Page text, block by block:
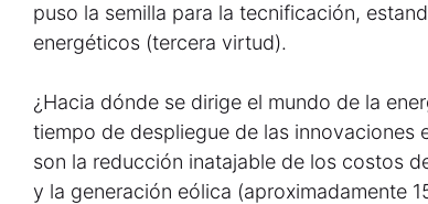
puso la semilla para la tecnificación,
energéticos (tercera virtud).
¿Hacia dónde se dirige el mundo de la
tiempo de despliegue de las innovaciones
son la reducción inatajable de los costos
y la generación eólica (aproximadamente